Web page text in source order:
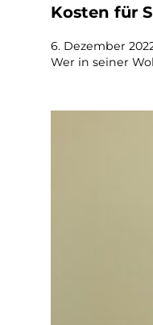
Kosten für
6. Dezember
Wer in seiner